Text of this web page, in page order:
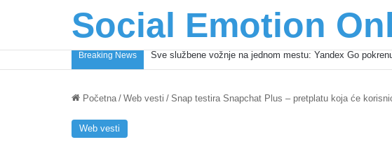
Social Emotion
Breaking News Coca-Cola podrška mladima i Excel Grašić osnažuju
Početna / Web vesti / Snap testira Snapchat Plus – pretplatu koja će
Web vesti